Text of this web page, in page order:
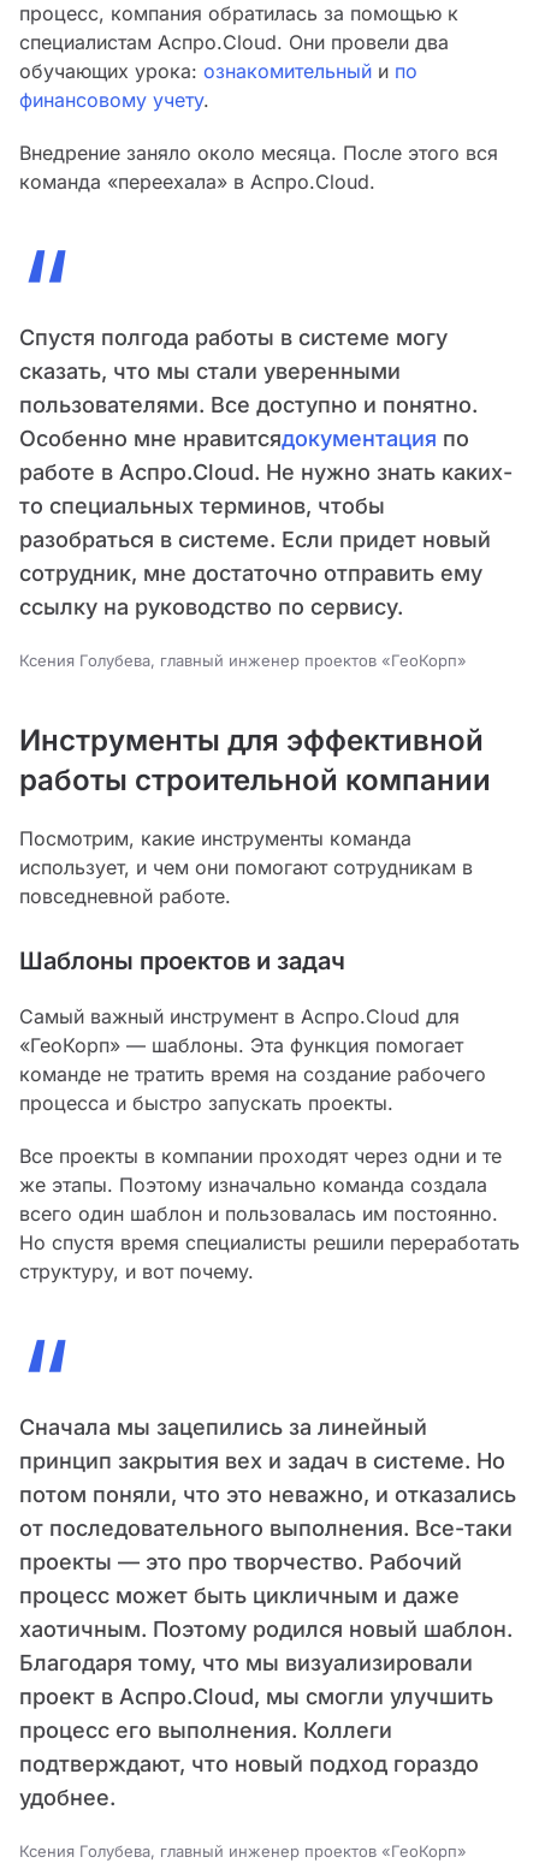
процесс, компания обратилась за помощью к
специалистам Аспро.Cloud. Они провели два
обучающих урока: ознакомительный и по
финансовому учету.
Внедрение заняло около месяца. После этого вся
команда «переехала» в Аспро.Cloud.
“
Спустя полгода работы в системе могу
сказать, что мы стали уверенными
пользователями. Все доступно и понятно.
Особенно мне нравитсядокументация по
работе в Аспро.Cloud. Не нужно знать каких-
то специальных терминов, чтобы
разобраться в системе. Если придет новый
сотрудник, мне достаточно отправить ему
ссылку на руководство по сервису.
Ксения Голубева, главный инженер проектов «ГеоКорп»
Инструменты для эффективной
работы строительной компании
Посмотрим, какие инструменты команда
использует, и чем они помогают сотрудникам в
повседневной работе.
Шаблоны проектов и задач
Самый важный инструмент в Аспро.Cloud для
«ГеоКорп» — шаблоны. Эта функция помогает
команде не тратить время на создание рабочего
процесса и быстро запускать проекты.
Все проекты в компании проходят через одни и те
же этапы. Поэтому изначально команда создала
всего один шаблон и пользовалась им постоянно.
Но спустя время специалисты решили переработать
структуру, и вот почему.
“
Сначала мы зацепились за линейный
принцип закрытия вех и задач в системе. Но
потом поняли, что это неважно, и отказались
от последовательного выполнения. Все-таки
проекты — это про творчество. Рабочий
процесс может быть цикличным и даже
хаотичным. Поэтому родился новый шаблон.
Благодаря тому, что мы визуализировали
проект в Аспро.Cloud, мы смогли улучшить
процесс его выполнения. Коллеги
подтверждают, что новый подход гораздо
удобнее.
Ксения Голубева, главный инженер проектов «ГеоКорп»